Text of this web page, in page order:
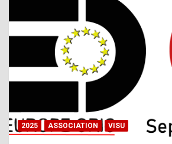
l
,
2025 ASSOCIATION VISU